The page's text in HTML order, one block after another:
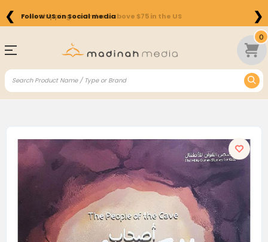
❮ Free Shipping on Orders above $75 in the US ❯
0